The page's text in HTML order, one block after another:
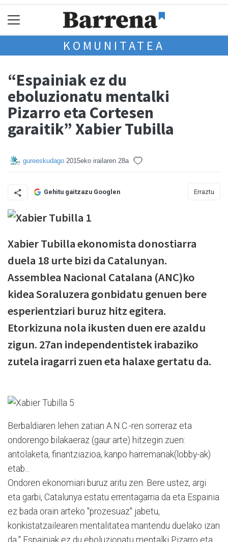
KOMUNITATEA
“Espainiak ez du
eboluzionatu mentalki
Pizarro eta Cortesen
garaitik” Xabier Tubilla
gureeskudago 2015eko irailaren 28a
Gehitu gaitzazu Googlen Erraztu
Xabier Tubilla ekonomista donostiarra
duela 18 urte bizi da Catalunyan.
Assemblea Nacional Catalana (ANC)ko
kidea Soraluzera gonbidatu genuen bere
esperientziari buruz hitz egitera.
Etorkizuna nola ikusten duen ere azaldu
zigun. 27an independentistek irabaziko
zutela iragarri zuen eta halaxe gertatu da.
Berbaldiaren lehen zatian A.N.C.-ren sorreraz eta
ondorengo bilakaeraz (gaur arte) hitzegin zuen:
antolaketa, finantziazioa, kanpo harremanak(lobby-ak)
etab...
Ondoren ekonomiari buruz aritu zen. Bere ustez, argi
eta garbi, Catalunya estatu errentagarria da eta Espainia
ez bada orain arteko "prozesuaz" jabetu,
konkistatzailearen mentalitatea mantendu duelako izan